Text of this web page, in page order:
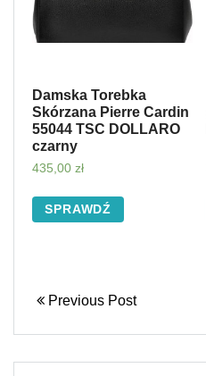
Damska Torebka
Skórzana Pierre Cardin
55044 TSC DOLLARO
czarny
435,00 zł
SPRAWDŹ
Previous Post